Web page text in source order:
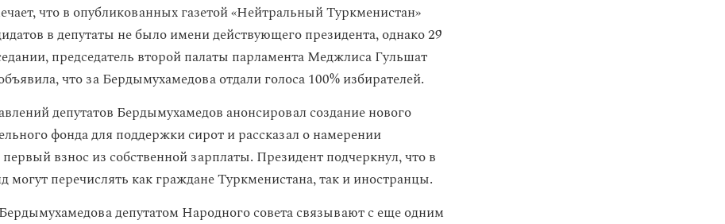
что в опубликованных газетой «Нейтральный Туркменистан»
в депутаты не было имени действующего президента, однако 29
председатель второй палаты парламента Меджлиса Гульшат
что за Бердымухамедова отдали голоса 100% избирателей.
депутатов Бердымухамедов анонсировал создание нового
фонда для поддержки сирот и рассказал о намерении
взнос из собственной зарплаты. Президент подчеркнул, что в
могут перечислять как граждане Туркменистана, так и иностранцы.
депутатом Народного совета связывают с еще одним